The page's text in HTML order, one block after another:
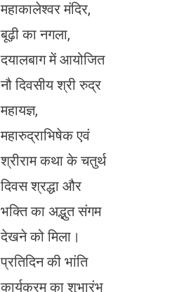
महाकालेश्वर मंदिर,
बूढ़ी का नगला,
दयालबाग में आयोजित
नौ दिवसीय श्री रुद्र
महायज्ञ,
महारुद्राभिषेक एवं
श्रीराम कथा के चतुर्थ
दिवस श्रद्धा और
भक्ति का अद्भुत संगम
देखने को मिला।
प्रतिदिन की भांति
कार्यक्रम का शुभारंभ